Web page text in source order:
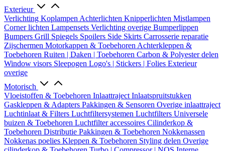
Exterieur
Verlichting Koplampen Achterlichten Knipperlichten Mistlampen
Corner lichten Lampensets Verlichting overige Bumperlippen
Bumpers Grill Spiegels Spoilers Side Skirts Carrosserie reparatie
Zijschermen Motorkappen & Toebehoren Achterkleppen &
Toebehoren Ruiten | Daken | Toebehoren Carbon & Polyester delen
Window visors Sleepogen Logo's | Stickers | Folies Exterieur
overige
Motorisch
Vloeistoffen & Toebehoren Inlaattraject Inlaatspruitstukken
Gaskleppen & Adapters Pakkingen & Sensoren Overige inlaattraject
Luchtinlaat & Filters Luchtfiltersystemen Luchtfilters Universele
buizen & Toebehoren Luchtfilter accessoires Cilinderkop &
Toebehoren Distributie Pakkingen & Toebehoren Nokkenassen
Nokkenas poelies Kleppen & Toebehoren Styling delen Overige